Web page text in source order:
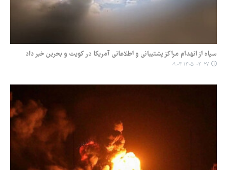
سپاه از انهدام مراکز پشتیبانی و اطلاعاتی آمریکا در کویت و بحرین خبر داد
۱۴۰۵-۰۴-۲۷ ۰۹:۰۴